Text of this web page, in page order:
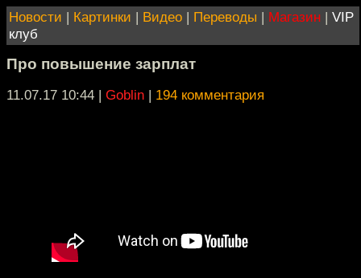
Новости | Картинки | Видео | Переводы | Магазин | VIP
клуб
Про повышение зарплат
11.07.17 10:44 | Goblin | 194 комментария